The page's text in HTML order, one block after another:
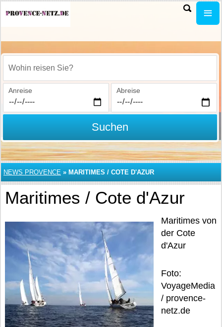
Wohin reisen Sie?
Anreise Abreise
Suchen
NEWS PROVENCE » MARITIMES / COTE D'AZUR
Maritimes / Cote d'Azur
Maritimes von
der Cote
d'Azur
Foto:
VoyageMedia
/ provence-
netz.de